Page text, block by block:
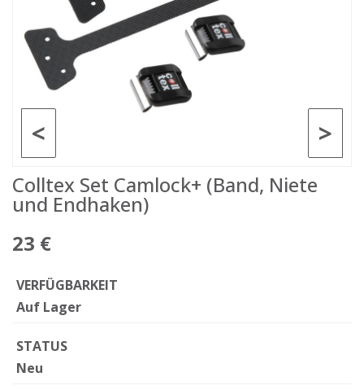
>
<
Colltex Set Camlock+ (Band, Niete
und Endhaken)
23 €
VERFÜGBARKEIT
Auf Lager
STATUS
Neu